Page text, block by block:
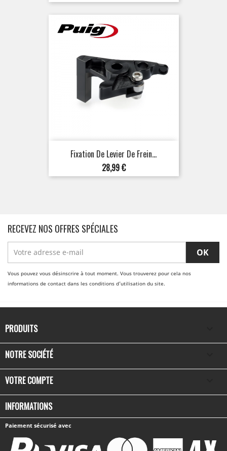
Fixation De Levier De Frein...
Prix
28,99 €
RECEVEZ NOS OFFRES SPÉCIALES
Vous pouvez vous désinscrire à tout moment. Vous trouverez pour cela nos
informations de contact dans les conditions d'utilisation du site.
PRODUITS
NOTRE SOCIÉTÉ
VOTRE COMPTE
INFORMATIONS
Paiement sécurisé avec